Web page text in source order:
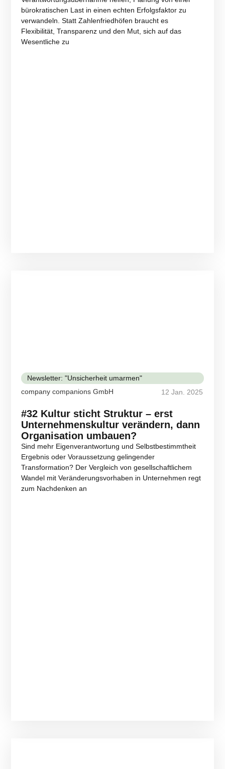
bürokratischen Last in einen echten Erfolgsfaktor zu
verwandeln. Statt Zahlenfriedhöfen braucht es
Flexibilität, Transparenz und den Mut, sich auf das
Wesentliche zu
Newsletter: "Unsicherheit umarmen"
company companions GmbH
12 Jan. 2025
#32 Kultur sticht Struktur – erst
Unternehmenskultur verändern, dann
Organisation umbauen?
Sind mehr Eigenverantwortung und Selbstbestimmtheit
Ergebnis oder Voraussetzung gelingender
Transformation? Der Vergleich von gesellschaftlichem
Wandel mit Veränderungsvorhaben in Unternehmen regt
zum Nachdenken an